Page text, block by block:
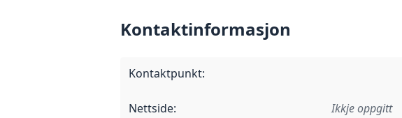
Kontaktinformasjon
Kontaktpunkt:
Nettside: Ikkje oppgitt